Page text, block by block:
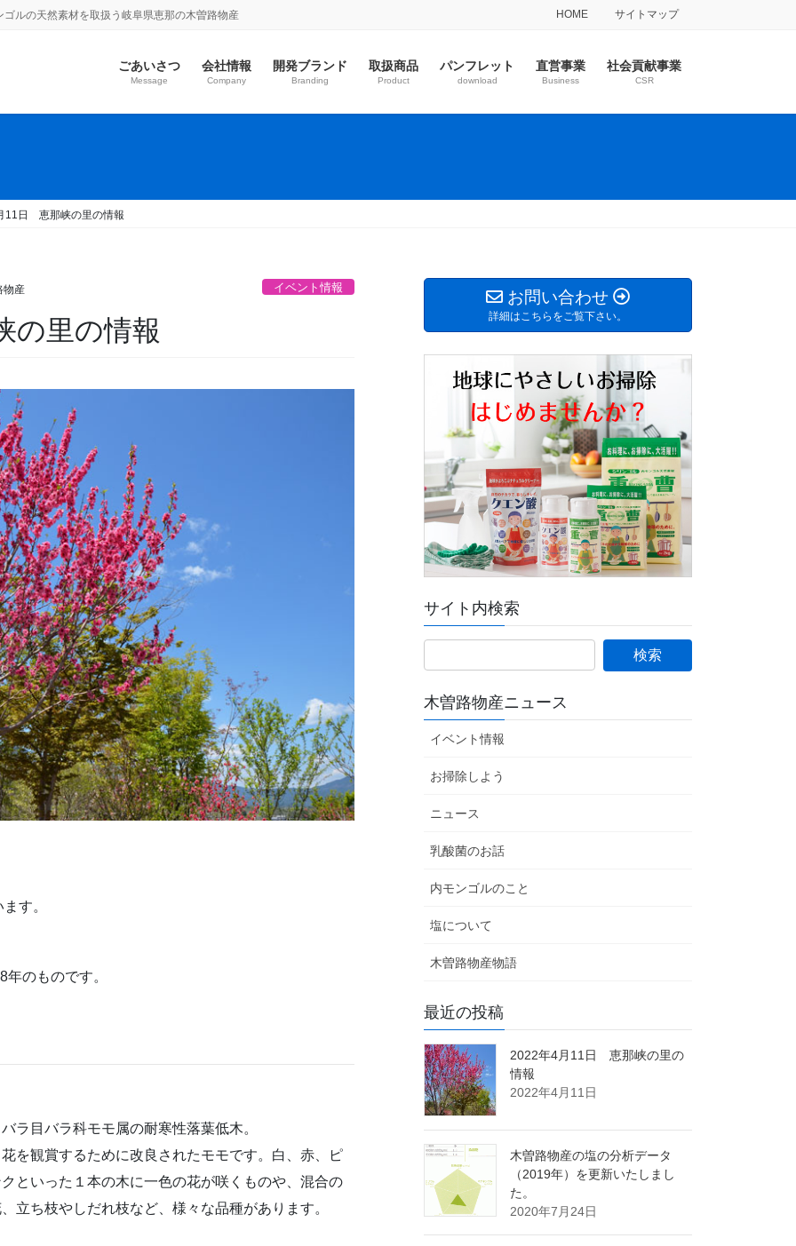
ルの天然素材を取扱う岐阜県恵那の木曽路物産 HOME サイトマップ
ごあいさつ
Message
会社情報
Company
開発ブランド
Branding
取扱商品
Product
パンフレット
download
直営事業
Business
社会貢献事業
CSR
11日 恵那峡の里の情報
物産 イベント情報
の里の情報
す。
のものです。
ラ目バラ科モモ属の耐寒性落葉低木。
を観賞するために改良されたモモです。白、赤、ピ
クといった１本の木に一色の花が咲くものや、混合の
立ち枝やしだれ枝など、様々な品種があります。
お問い合わせ
詳細はこちらをご覧下さい。
サイト内検索
木曽路物産ニュース
イベント情報
お掃除しよう
ニュース
乳酸菌のお話
内モンゴルのこと
塩について
木曽路物産物語
最近の投稿
2022年4月11日 恵那峡の里の
情報
2022年4月11日
木曽路物産の塩の分析データ
（2019年）を更新いたしまし
た。
2020年7月24日